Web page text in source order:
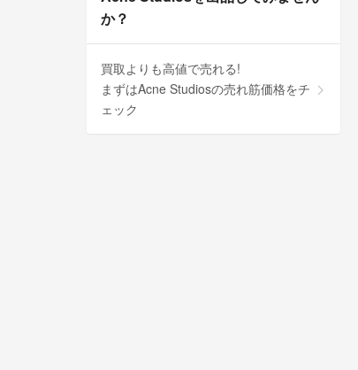
か？
買取よりも高値で売れる!
まずはAcne Studiosの売れ筋価格をチ
ェック